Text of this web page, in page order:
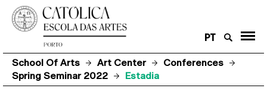
PT
School Of Arts Art Center
Conferences
Spring Seminar 2022
Estadia